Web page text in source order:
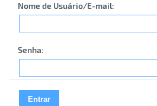
Nome de Usuário/E-mail:
Senha: